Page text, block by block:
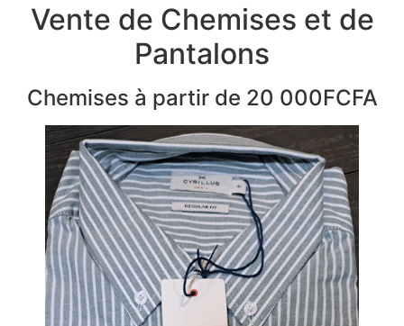
Vente de Chemises et de
Pantalons
Chemises à partir de 20 000FCFA